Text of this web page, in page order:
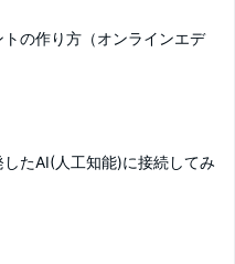
の作り方（オンラインエデ
したAI(人工知能)に接続してみ